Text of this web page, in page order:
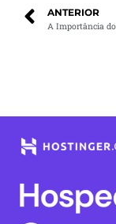
ANTERIOR